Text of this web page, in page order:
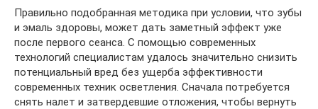
Правильно подобранная методика при условии, что зубы
и эмаль здоровы, может дать заметный эффект уже
после первого сеанса. С помощью современных
технологий специалистам удалось значительно снизить
потенциальный вред без ущерба эффективности
современных техник осветления. Сначала потребуется
снять налет и затвердевшие отложения, чтобы вернуть